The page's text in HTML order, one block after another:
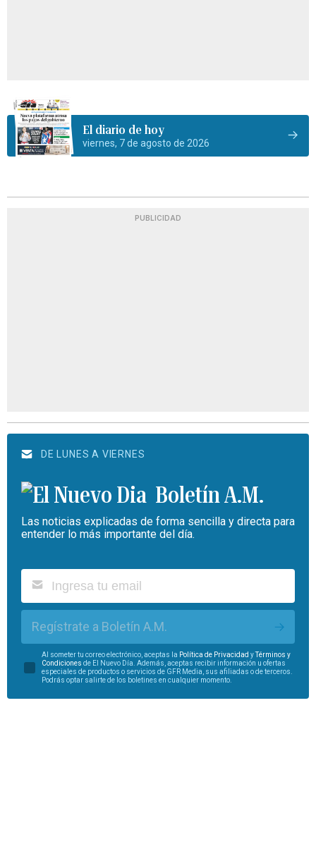
El diario de hoy
viernes, 7 de agosto de 2026
PUBLICIDAD
DE LUNES A VIERNES
Boletín A.M.
Las noticias explicadas de forma sencilla y directa para
entender lo más importante del día.
Regístrate a Boletín A.M.
Al someter tu correo electrónico, aceptas la Política de Privacidad yTérminos y
Condiciones de El Nuevo Día. Además, aceptas recibir información u ofertas
especiales de productos o servicios de GFR Media, sus afiliadas o de terceros.
Podrás optar salirte de los boletines en cualquier momento.